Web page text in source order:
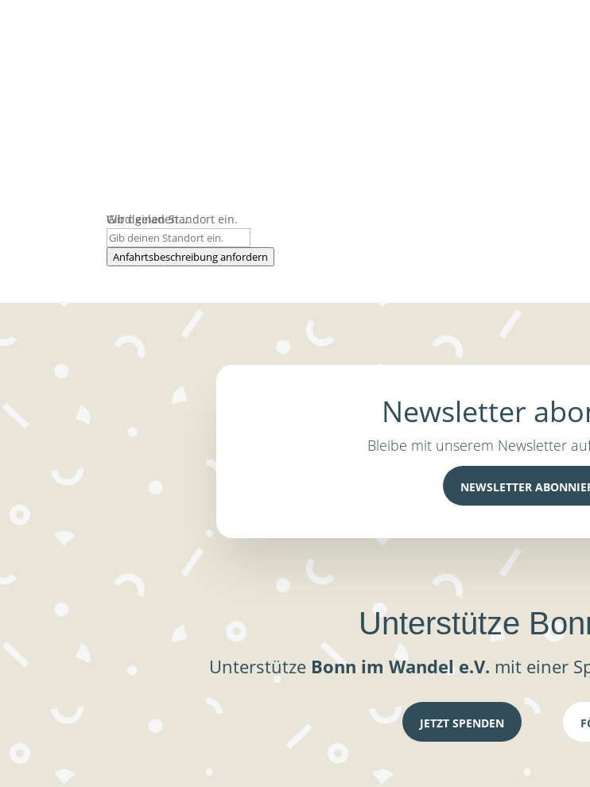
Wird geladen …
Gib deinen Standort ein.
Anfahrtsbeschreibung anfordern
Newsletter
Bleibe mit unserem Newsletter
NEWSLETTER
Unterstütze
Unterstütze Bonn im Wandel e.V. mit einer
JETZT SPENDEN